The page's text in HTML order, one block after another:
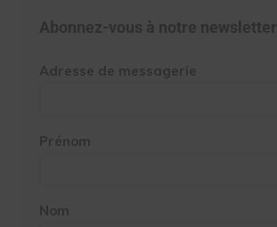
Abonnez-vous à notre newsletter
Adresse de messagerie
Prénom
Nom